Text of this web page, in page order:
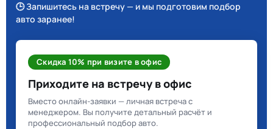
🕒 Запишитесь на встречу — и мы подготовим подбор
авто заранее!
Скидка 10% при визите в офис
Приходите на встречу в офис
Вместо онлайн-заявки — личная встреча с
менеджером. Вы получите детальный расчёт и
профессиональный подбор авто.